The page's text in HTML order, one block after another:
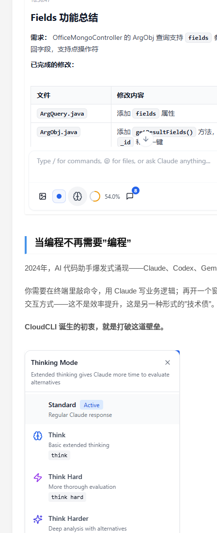
当编程不再需要”编程”
2024年，AI 代码助手爆发式涌现——Claude、Codex、
你需要在终端里敲命令，用 Claude 写业务逻辑；再开一
交互方式——这不是效率提升，这是另一种形式的”技术债”
CloudCLI 诞生的初衷，就是打破这道壁垒。